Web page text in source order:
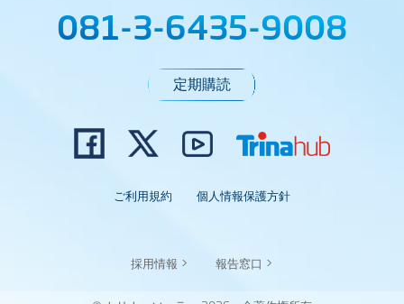
081-3-6435-9008
定期購読
ご利用規約 個人情報保護方針
採用情報 > 報告窓口 >